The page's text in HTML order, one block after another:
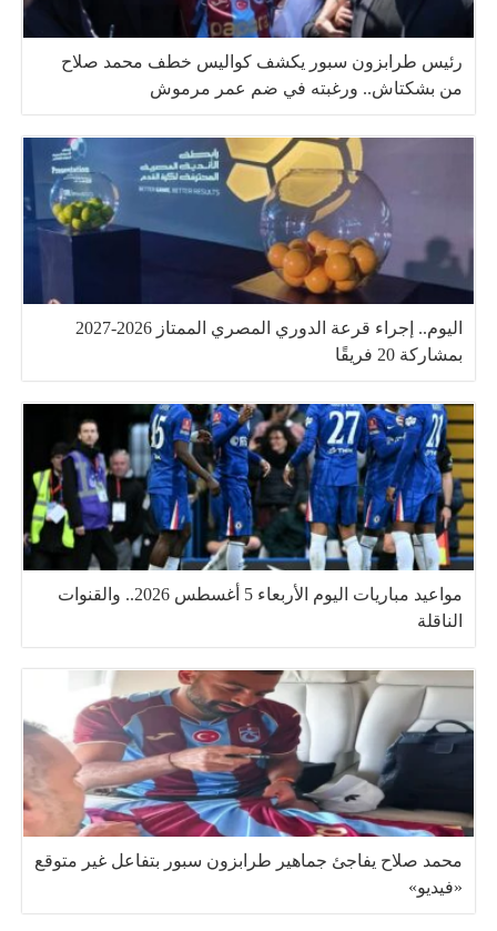
رئيس طرابزون سبور يكشف كواليس خطف محمد صلاح
من بشكتاش.. ورغبته في ضم عمر مرموش
اليوم.. إجراء قرعة الدوري المصري الممتاز 2026-2027
بمشاركة 20 فريقًا
مواعيد مباريات اليوم الأربعاء 5 أغسطس 2026.. والقنوات
الناقلة
محمد صلاح يفاجئ جماهير طرابزون سبور بتفاعل غير متوقع
«فيديو»